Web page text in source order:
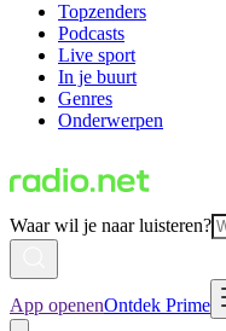
Topzenders
Podcasts
Live sport
In je buurt
Genres
Onderwerpen
Waar wil je naar luisteren?
App openenOntdek Prime